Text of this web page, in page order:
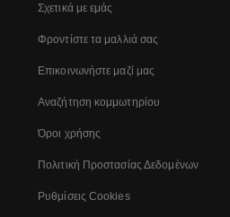
Σχετικά με εμάς
Φροντίστε τα μαλλιά σας
Επικοινωνήστε μαζί μας
Αναζήτηση κομμωτηρίου
Όροι χρήσης
Πολιτική Προστασίας Δεδομένων
Ρυθμίσεις Cookies